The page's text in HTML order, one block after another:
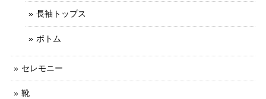
長袖トップス
ボトム
セレモニー
靴